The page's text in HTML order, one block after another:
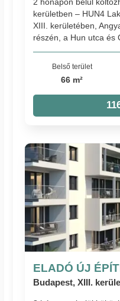
kerületben – HUN4
XIII. kerületében,
részén, a Hun utca és
Belső terület
66 m²
ELADÓ ÚJ
Budapest, XIII.